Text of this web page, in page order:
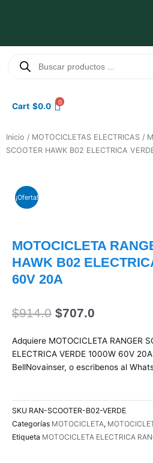
productos
Cart $0.0 0
Inicio / MOTOCICLETAS ELECTRICAS /
SCOOTER HAWK B02 ELECTRICA
¡Oferta!
MOTOCICLETA
HAWK B02
60V 20A
$914.0 El
original
era:
$914.0.
$707.0
actual
es:
$707.0.
Adquiere MOTOCICLETA RANGER
ELECTRICA VERDE 1000W 60V
BellNovainser, o escribenos al
SKU RAN-SCOOTER-B02-VERDE
Categorías MOTOCICLETA,
Etiqueta MOTOCICLETA ELECTRICA